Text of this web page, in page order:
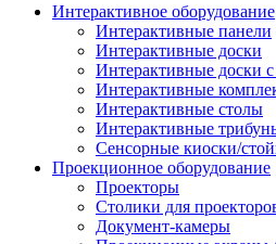
Интерактивное оборудование
Интерактивные панели
Интерактивные доски
Интерактивные доски
Интерактивные
Интерактивные столы
Интерактивные
Сенсорные киоски/
Проекционное оборудование
Проекторы
Столики для
Документ-камеры